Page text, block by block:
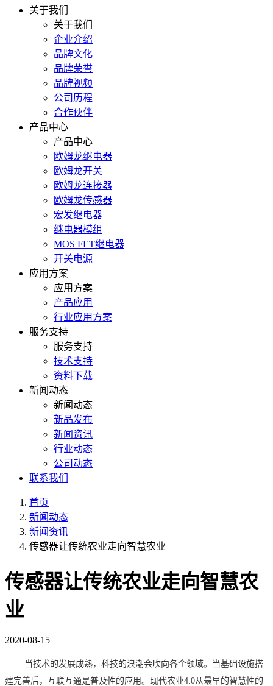
关于我们
关于我们
企业介绍
品牌文化
品牌荣誉
品牌视频
公司历程
合作伙伴
产品中心
产品中心
欧姆龙继电器
欧姆龙开关
欧姆龙连接器
欧姆龙传感器
宏发继电器
继电器模组
MOS FET继电器
开关电源
应用方案
应用方案
产品应用
行业应用方案
服务支持
服务支持
技术支持
资料下载
新闻动态
新闻动态
新品发布
新闻资讯
行业动态
公司动态
联系我们
首页
新闻动态
新闻资讯
传感器让传统农业走向智慧农业
传感器让传统农业走向智慧农
业
2020-08-15
当技术的发展成熟，科技的浪潮会吹向各个领域。
当基础设施搭
建完善后，
互联互通是普及性的应用。 现代农业4.0从最早的智慧性的